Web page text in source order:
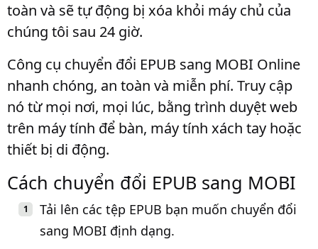
toàn và sẽ tự động bị xóa khỏi máy chủ của
chúng tôi sau 24 giờ.
Công cụ chuyển đổi EPUB sang MOBI Online
nhanh chóng, an toàn và miễn phí. Truy cập
nó từ mọi nơi, mọi lúc, bằng trình duyệt web
trên máy tính để bàn, máy tính xách tay hoặc
thiết bị di động.
Cách chuyển đổi EPUB sang MOBI
Tải lên các tệp EPUB bạn muốn chuyển đổi
sang MOBI định dạng.